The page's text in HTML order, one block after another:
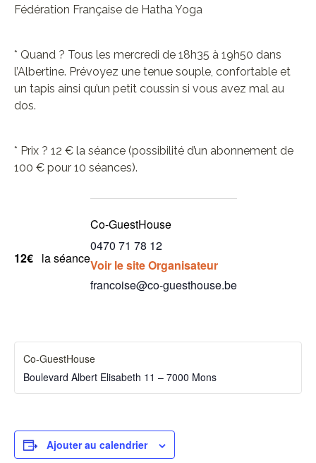
Fédération Française de Hatha Yoga
* Quand ? Tous les mercredi de 18h35 à 19h50 dans
l’Albertine. Prévoyez une tenue souple, confortable et
un tapis ainsi qu’un petit coussin si vous avez mal au
dos.
* Prix ? 12 € la séance (possibilité d’un abonnement de
100 € pour 10 séances).
12€ la séance
Co-GuestHouse
0470 71 78 12
Voir le site Organisateur
francoise@co-guesthouse.be
Co-GuestHouse
Boulevard Albert Elisabeth 11 – 7000 Mons
Ajouter au calendrier